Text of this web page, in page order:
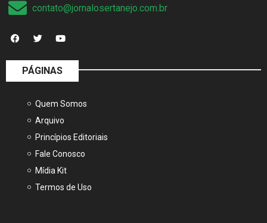
contato@jornalosertanejo.com.br
PÁGINAS
Quem Somos
Arquivo
Princípios Editoriais
Fale Conosco
Mídia Kit
Termos de Uso